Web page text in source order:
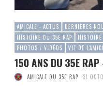
AMICALE - ACTUS DERNIÈRES
HISTOIRE DU 35E RAP
PHOTOS / VIDÉOS
VIE DE
150 ANS DU 35E RAP
AMICALE DU 35E RAP 31